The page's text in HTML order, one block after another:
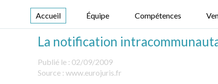
Accueil Équipe Compétences
La notification
Publié le : 02/09/2009
Source : www.eurojuris.fr